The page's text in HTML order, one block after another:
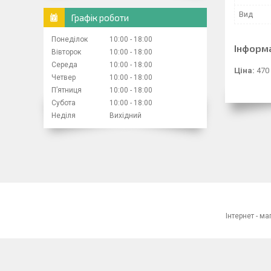
Вид
Ціна: 470
Графік роботи
Понеділок 10:00
18:00
Вівторок
10:00
18:00
Середа
10:00
18:00
Четвер
10:00
18:00
Пʼятниця
10:00
18:00
Субота
10:00
18:00
Неділя
Вихідний